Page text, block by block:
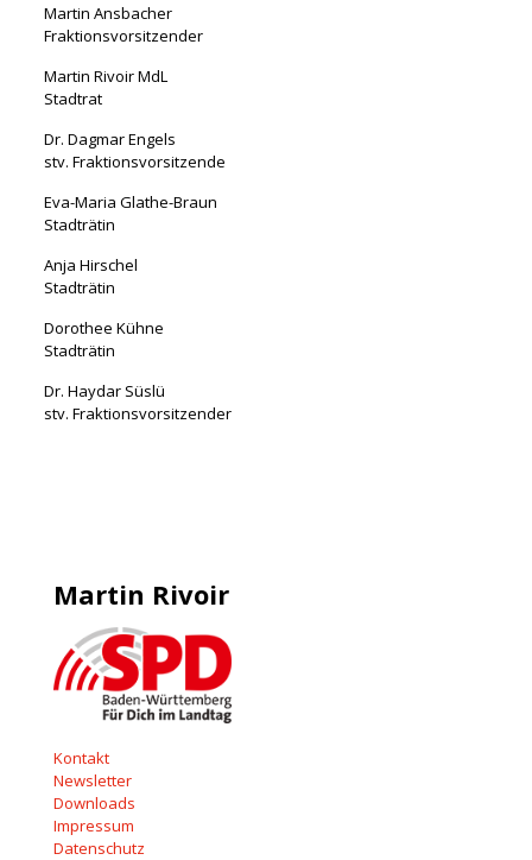
Martin Ansbacher
Fraktionsvorsitzender
Martin Rivoir MdL
Stadtrat
Dr. Dagmar Engels
stv. Fraktionsvorsitzende
Eva-Maria Glathe-Braun
Stadträtin
Anja Hirschel
Stadträtin
Dorothee Kühne
Stadträtin
Dr. Haydar Süslü
stv. Fraktionsvorsitzender
Martin Rivoir
Kontakt
Newsletter
Downloads
Impressum
Datenschutz